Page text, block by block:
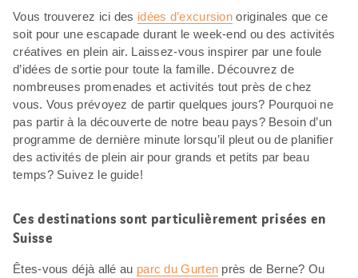
Vous trouverez ici des idées d’excursion originales que ce
soit pour une escapade durant le week-end ou des activités
créatives en plein air. Laissez-vous inspirer par une foule
d’idées de sortie pour toute la famille. Découvrez de
nombreuses promenades et activités tout près de chez
vous. Vous prévoyez de partir quelques jours? Pourquoi ne
pas partir à la découverte de notre beau pays? Besoin d’un
programme de dernière minute lorsqu’il pleut ou de planifier
des activités de plein air pour grands et petits par beau
temps? Suivez le guide!
Ces destinations sont particulièrement prisées en
Suisse
Êtes-vous déjà allé au parc du Gurten près de Berne? Ou